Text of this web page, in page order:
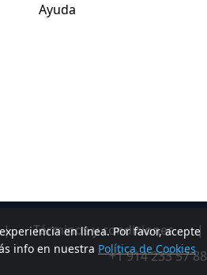
en línea. Por favor, acepte
info en nuestra Política de Cookies
Ayuda
| Términos y condiciones |
+1 914 233 57 88